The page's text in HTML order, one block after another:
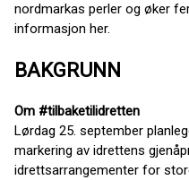
nordmarkas perler og øker
informasjon her.
BAKGRUNN
Om #tilbaketilidretten
Lørdag 25. september
markering av idrettens
idrettsarrangementer for